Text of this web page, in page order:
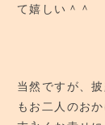
て嬉しい＾＾
当然ですが、
もお二人のおか